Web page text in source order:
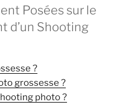
Posées sur le
d’un Shooting
?
grossesse ?
photo ?